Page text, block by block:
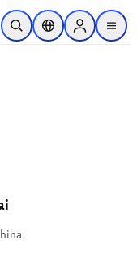
のコンテンツにスキップ
検索を開くロケーションセレ
Sign in to
menu